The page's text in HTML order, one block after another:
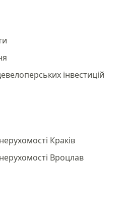
інвестицій
Краків
Вроцлав